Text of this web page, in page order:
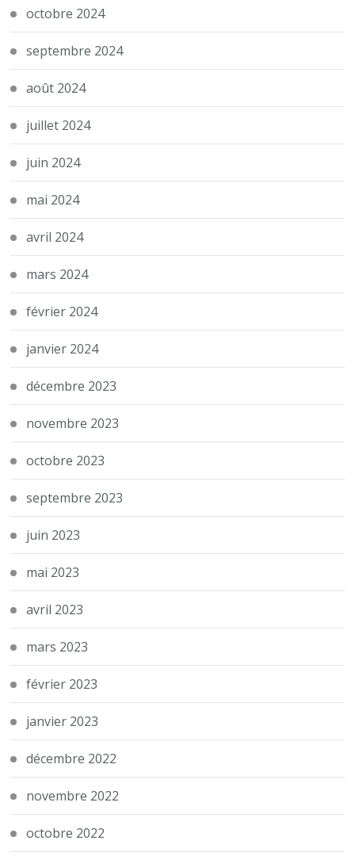
octobre 2024
septembre 2024
août 2024
juillet 2024
juin 2024
mai 2024
avril 2024
mars 2024
février 2024
janvier 2024
décembre 2023
novembre 2023
octobre 2023
septembre 2023
juin 2023
mai 2023
avril 2023
mars 2023
février 2023
janvier 2023
décembre 2022
novembre 2022
octobre 2022